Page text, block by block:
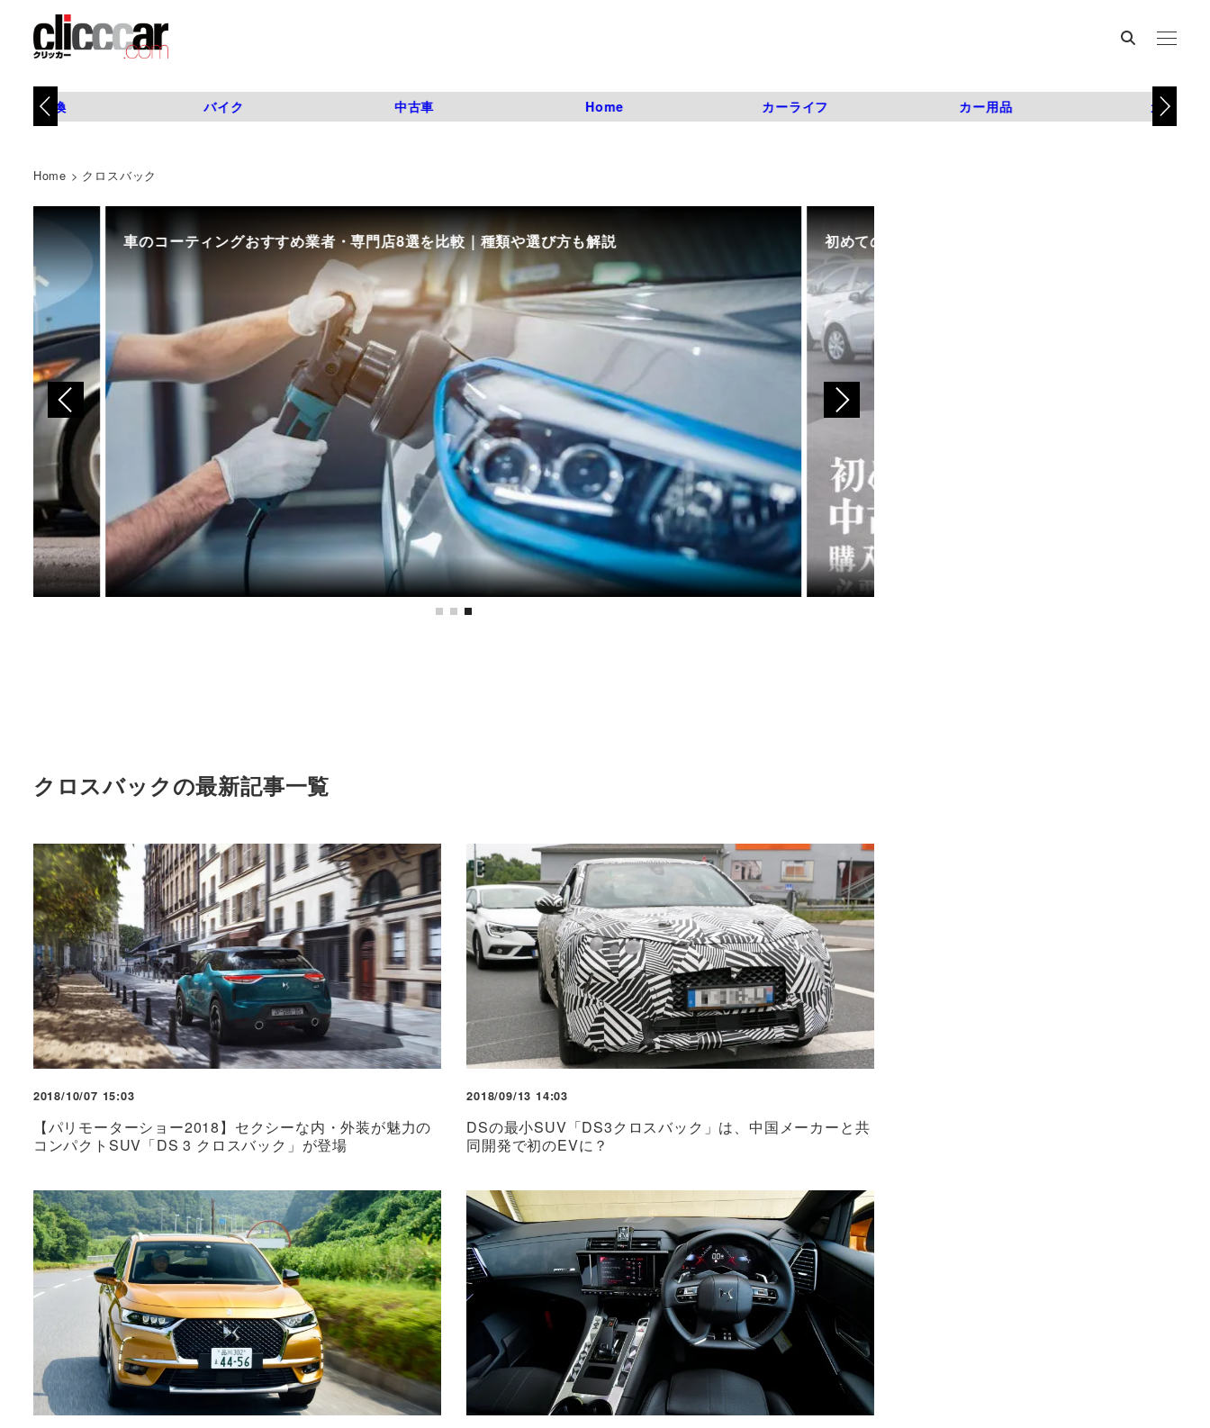
タイヤ交換 バイク 中古車 Home カーライフ カー用品 カスタム
Home > クロスバック
車のコーティングおすすめ業者・専門店8選を比較｜種類や選び方も解説 初めての中古車選び、購入時の流れや必要な書類などに
クロスバックの最新記事一覧
2018/10/07 15:03
【パリモーターショー2018】セクシーな内・外装が魅力の
コンパクトSUV「DS 3 クロスバック」が登場
2018/09/13 14:03
DSの最小SUV「DS3クロスバック」は、中国メーカーと共
同開発で初のEVに？